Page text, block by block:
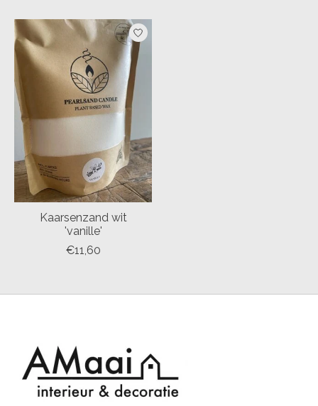
Items van productcarrousel
Kaarsenzand wit
'vanille'
€11,60